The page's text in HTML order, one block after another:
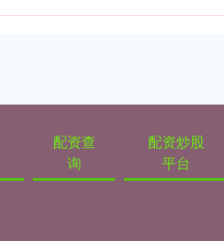
配资查
询
配资炒股
平台